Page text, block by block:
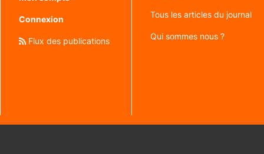
Connexion
Flux des publications
Tous les articles du journal
Qui sommes nous ?